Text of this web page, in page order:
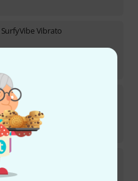
SurfyVibe Vibrato
Surfyfuzz
SurfyDrip Switch